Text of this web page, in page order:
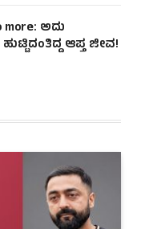
more: ಅದು
ಆಪ್ತ ಜೀವ!